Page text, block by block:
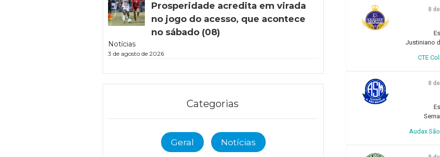
Prosperidade acredita em virada
no jogo do acesso, que acontece
no sábado (08)
Notícias
3 de agosto de 2026
Categorias
Geral Notícias
8
Justiniano
CTE
8
Audax